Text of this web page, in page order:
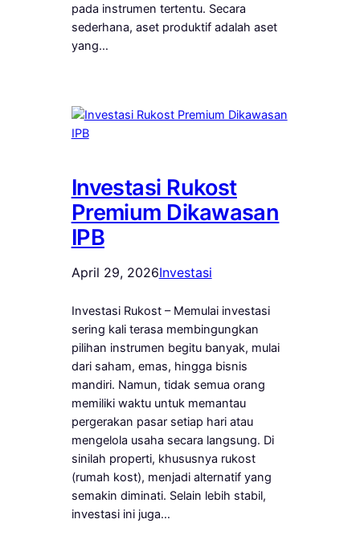
pada instrumen tertentu. Secara
sederhana, aset produktif adalah aset
yang…
Investasi Rukost
Premium Dikawasan
IPB
April 29, 2026Investasi
Investasi Rukost – Memulai investasi
sering kali terasa membingungkan
pilihan instrumen begitu banyak, mulai
dari saham, emas, hingga bisnis
mandiri. Namun, tidak semua orang
memiliki waktu untuk memantau
pergerakan pasar setiap hari atau
mengelola usaha secara langsung. Di
sinilah properti, khususnya rukost
(rumah kost), menjadi alternatif yang
semakin diminati. Selain lebih stabil,
investasi ini juga…